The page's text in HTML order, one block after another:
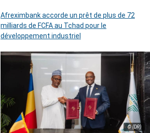
Afreximbank accorde un prêt de plus de 72
milliards de FCFA au Tchad pour le
développement industriel
© (DR)